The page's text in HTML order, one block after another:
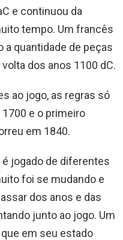
e continuou da
tempo. Um francês
a quantidade de peças
dos anos 1100 dC.
ao jogo, as regras só
e o primeiro
em 1840.
jogado de diferentes
foi se mudando e
dos anos e das
junto ao jogo. Um
em seu estado